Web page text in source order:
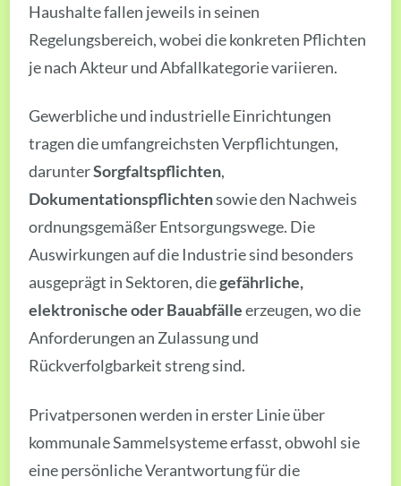
Haushalte fallen jeweils in seinen
Regelungsbereich, wobei die konkreten Pflichten
je nach Akteur und Abfallkategorie variieren.
Gewerbliche und industrielle Einrichtungen
tragen die umfangreichsten Verpflichtungen,
darunterSorgfaltspflichten,
Dokumentationspflichtensowie den Nachweis
ordnungsgemäßer Entsorgungswege. Die
Auswirkungen auf die Industrie sind besonders
ausgeprägt in Sektoren, diegefährliche,
elektronische oder Bauabfälleerzeugen, wo die
Anforderungen an Zulassung und
Rückverfolgbarkeit streng sind.
Privatpersonen werden in erster Linie über
kommunale Sammelsysteme erfasst, obwohl sie
eine persönliche Verantwortung für die